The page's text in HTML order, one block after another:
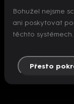
Bohužel nejsme
ani poskytovat
těchto systémech.
Přesto